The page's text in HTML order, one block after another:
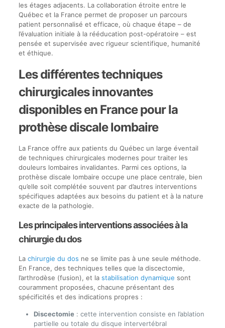
les étages adjacents. La collaboration étroite entre le
Québec et la France permet de proposer un parcours
patient personnalisé et efficace, où chaque étape – de
l’évaluation initiale à la rééducation post-opératoire – est
pensée et supervisée avec rigueur scientifique, humanité
et éthique.
Les différentes techniques
chirurgicales innovantes
disponibles en France pour la
prothèse discale lombaire
La France offre aux patients du Québec un large éventail
de techniques chirurgicales modernes pour traiter les
douleurs lombaires invalidantes. Parmi ces options, la
prothèse discale lombaire occupe une place centrale, bien
qu’elle soit complétée souvent par d’autres interventions
spécifiques adaptées aux besoins du patient et à la nature
exacte de la pathologie.
Les principales interventions associées à la
chirurgie du dos
La chirurgie du dos ne se limite pas à une seule méthode.
En France, des techniques telles que la discectomie,
l’arthrodèse (fusion), et la stabilisation dynamique sont
couramment proposées, chacune présentant des
spécificités et des indications propres :
Discectomie: cette intervention consiste en l’ablation
partielle ou totale du disque intervertébral